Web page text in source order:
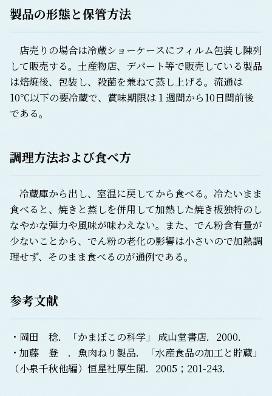
製品の形態と保管方法
店売りの場合は冷蔵ショーケースにフィルム包装し陳列
して販売する。土産物店、デパート等で販売している製品
は焙焼後、包装し、殺菌を兼ねて蒸し上げる。流通は
10℃以下の要冷蔵で、賞味期限は１週間から10日間前後
である。
調理方法および食べ方
冷蔵庫から出し、室温に戻してから食べる。冷たいまま
食べると、焼きと蒸しを併用して加熱した焼き板独特のし
なやかな弾力や風味が味わえない。また、でん粉含有量が
少ないことから、でん粉の老化の影響は小さいので加熱調
理せず、そのまま食べるのが通例である。
参考文献
・岡田 稔．「かまぼこの科学」 成山堂書店．2000．
・加藤 登 ．魚肉ねり製品．「水産食品の加工と貯蔵」
（小泉千秋他編）恒星社厚生閣．2005；201-243．